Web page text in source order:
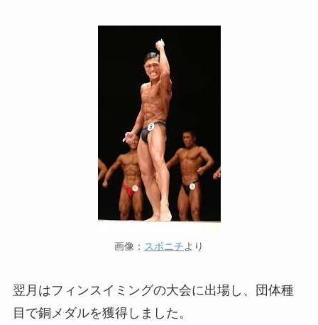
画像： スポニチより
翌月はフィンスイミングの大会に出場し、団体種
目で銅メダルを獲得しました。